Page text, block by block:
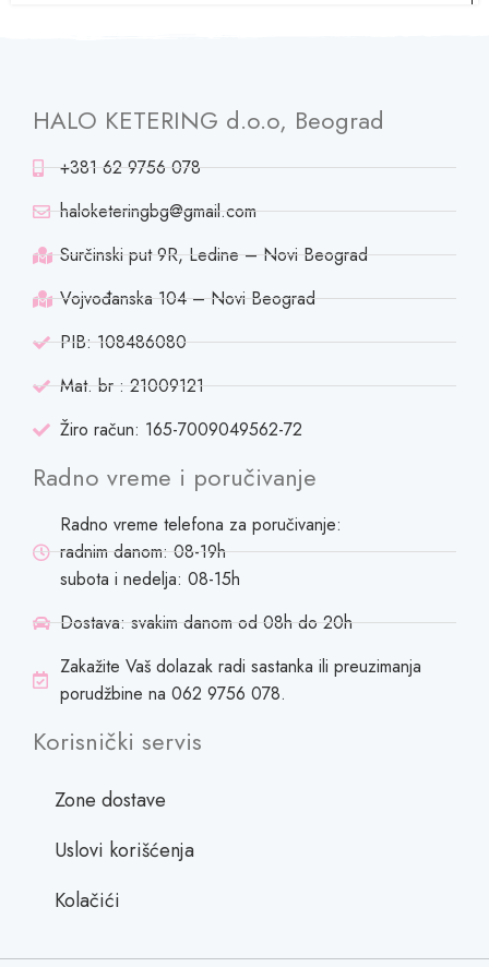
HALO KETERING d.o.o, Beograd
+381 62 9756 078
haloketeringbg@gmail.com
Surčinski put 9R, Ledine – Novi Beograd
Vojvođanska 104 – Novi Beograd
PIB: 108486080
Mat. br : 21009121
Žiro račun: 165-7009049562-72
Radno vreme i poručivanje
Radno vreme telefona za poručivanje:
radnim danom: 08-19h
subota i nedelja: 08-15h
Dostava: svakim danom od 08h do 20h
Zakažite Vaš dolazak radi sastanka ili preuzimanja
porudžbine na 062 9756 078.
Korisnički servis
Zone dostave
Uslovi korišćenja
Kolačići